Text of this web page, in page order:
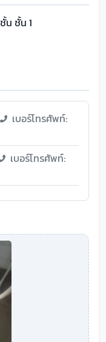
น ชั้น 1
เบอร์โทรศัพท์:
เบอร์โทรศัพท์: